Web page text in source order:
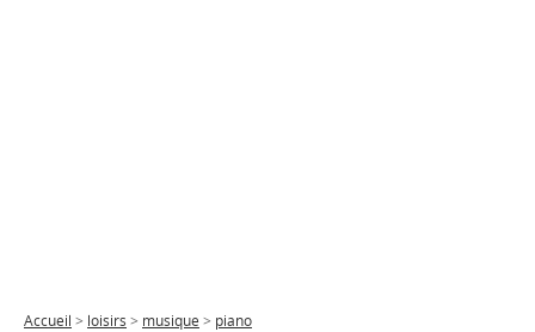
Accueil > loisirs > musique > piano